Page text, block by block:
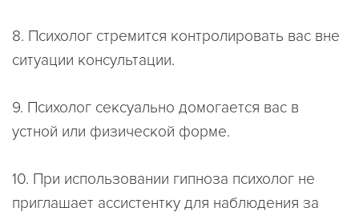
8. Психолог стремится контролировать вас вне
ситуации консультации.
9. Психолог сексуально домогается вас в
устной или физической форме.
10. При использовании гипноза психолог не
приглашает ассистентку для наблюдения за